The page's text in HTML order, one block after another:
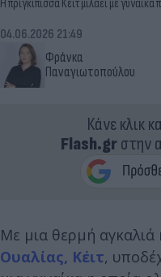
Η πριγκίπισσα Κέιτ μιλάει με
Φράνκα
Παναγιωτοπούλου
04.06.2026 21:49
Κάνε κλικ
Flash.grστην
Με μια θερμή αγκαλιά
Ουαλίας, Κέιτ,